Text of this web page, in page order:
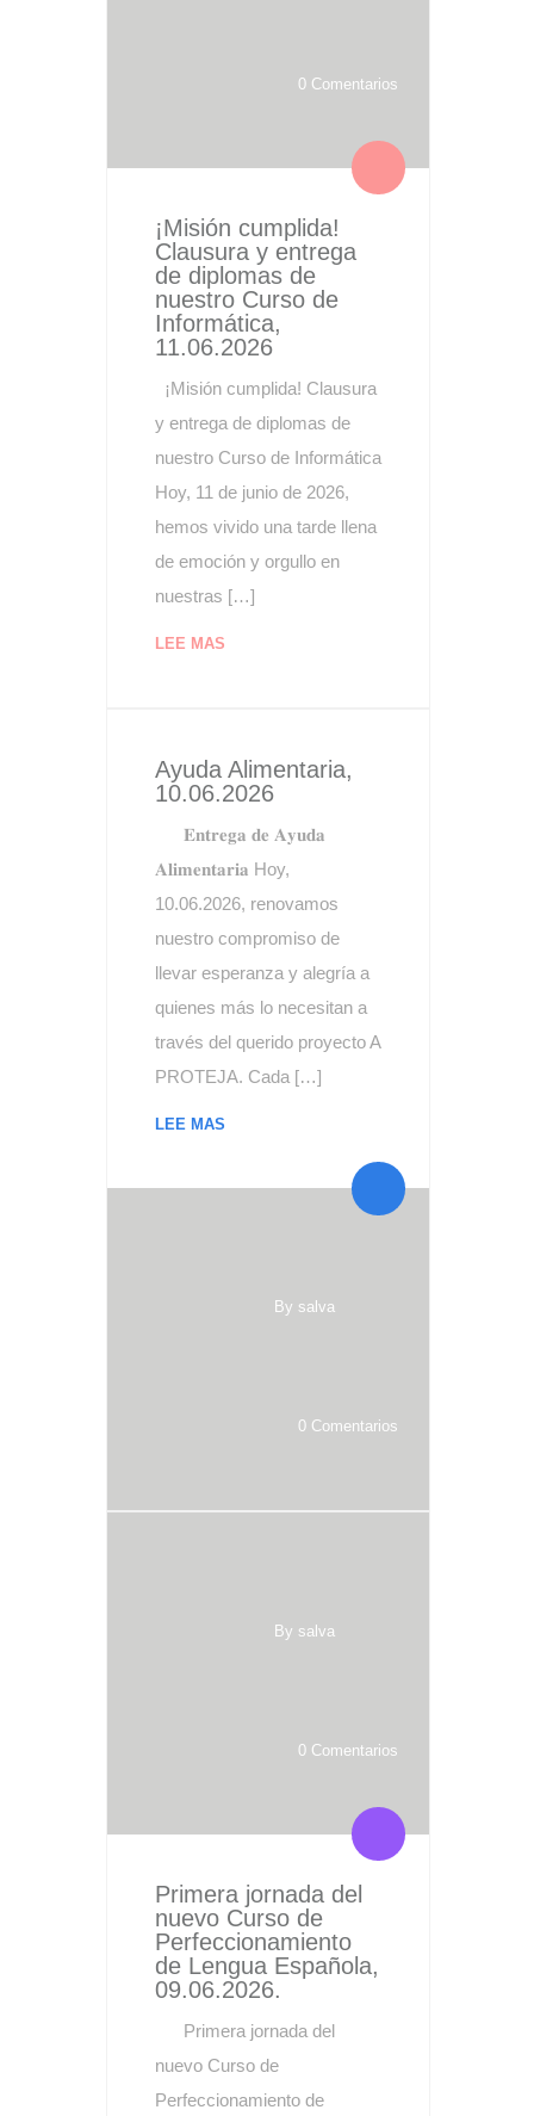
0 Comentarios
¡Misión cumplida!
Clausura y entrega
de diplomas de
nuestro Curso de
Informática,
11.06.2026
¡Misión cumplida! Clausura
y entrega de diplomas de
nuestro Curso de Informática
Hoy, 11 de junio de 2026,
hemos vivido una tarde llena
de emoción y orgullo en
nuestras […]
LEE MAS
Ayuda Alimentaria,
10.06.2026
𝐄𝐧𝐭𝐫𝐞𝐠𝐚 𝐝𝐞 𝐀𝐲𝐮𝐝𝐚
𝐀𝐥𝐢𝐦𝐞𝐧𝐭𝐚𝐫𝐢𝐚 Hoy,
10.06.2026, renovamos
nuestro compromiso de
llevar esperanza y alegría a
quienes más lo necesitan a
través del querido proyecto A
PROTEJA. Cada […]
LEE MAS
By salva
0 Comentarios
By salva
0 Comentarios
Primera jornada del
nuevo Curso de
Perfeccionamiento
de Lengua Española,
09.06.2026.
Primera jornada del
nuevo Curso de
Perfeccionamiento de